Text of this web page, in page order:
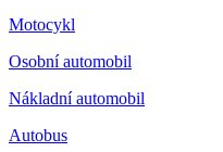
Motocykl
Osobní automobil
Nákladní automobil
Autobus